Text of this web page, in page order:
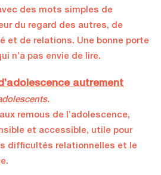
des mots simples de
du regard des autres, de
et de relations. Une bonne porte
n’a pas envie de lire.
autrement
remous de l’adolescence,
et accessible, utile pour
difficultés relationnelles et le